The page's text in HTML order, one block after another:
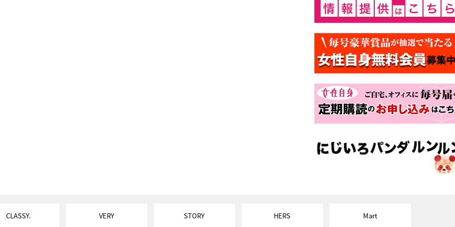
CLASSY. VERY STORY HERS Mart